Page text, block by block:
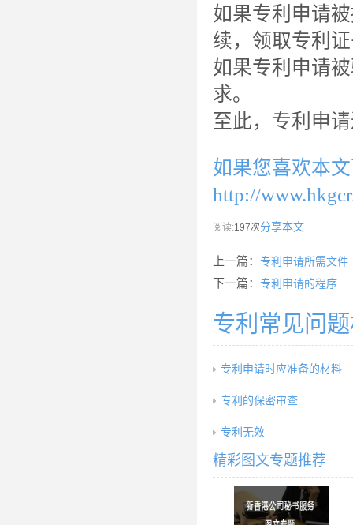
如果专利申请
续，领取专利
如果专利申请
求。
至此，专利申
如果您喜欢本
http://
阅读:197次分享本文
上一篇： 专利申请所需文件
下一篇： 专利申请的程序
专利常见问
专利申请时应准备的材料
专利的保密审查
专利无效
精彩图文专题推荐